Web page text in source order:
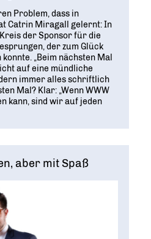
Problem, dass in
Catrin Miragall gelernt: In
der Sponsor für die
der zum Glück
„Beim nächsten Mal
auf eine mündliche
immer alles schriftlich
Mal? Klar: „Wenn WWW
kann, sind wir auf jeden
aber mit Spaß